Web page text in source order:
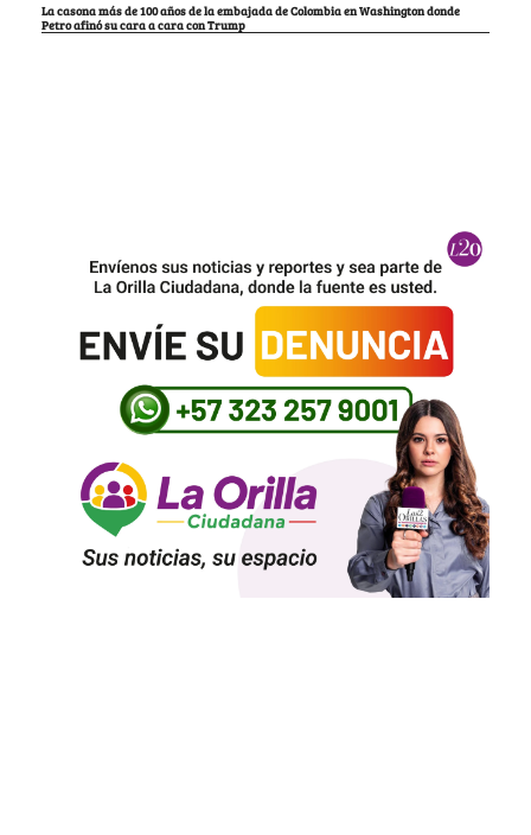
La casona más de 100 años de la embajada de Colombia en Washington donde
Petro afinó su cara a cara con Trump